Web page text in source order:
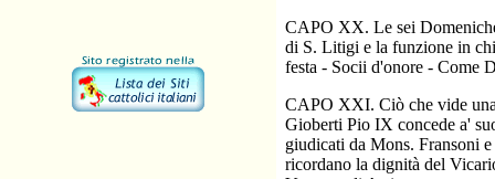
CAPO XX. Le sei
di S. Litigi e la funzione in
festa - Socii d'onore - Come
CAPO XXI. Ciò che vide
Gioberti Pio IX concede a'
giudicati da Mons. Fransoni
ricordano la dignità del